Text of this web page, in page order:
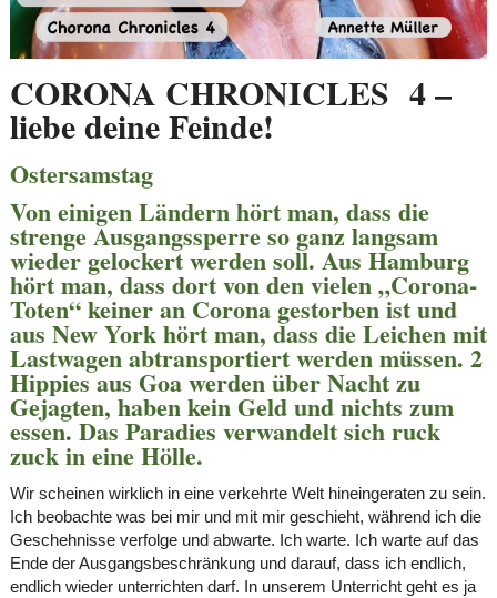
CORONA CHRONICLES 4 –
liebe deine Feinde!
Ostersamstag
Von einigen Ländern hört man, dass die
strenge Ausgangssperre so ganz langsam
wieder gelockert werden soll. Aus Hamburg
hört man, dass dort von den vielen „Corona-
Toten“ keiner an Corona gestorben ist und
aus New York hört man, dass die Leichen mit
Lastwagen abtransportiert werden müssen. 2
Hippies aus Goa werden über Nacht zu
Gejagten, haben kein Geld und nichts zum
essen. Das Paradies verwandelt sich ruck
zuck in eine Hölle.
Wir scheinen wirklich in eine verkehrte Welt hineingeraten zu sein.
Ich beobachte was bei mir und mit mir geschieht, während ich die
Geschehnisse verfolge und abwarte. Ich warte. Ich warte auf das
Ende der Ausgangsbeschränkung und darauf, dass ich endlich,
endlich wieder unterrichten darf. In unserem Unterricht geht es ja